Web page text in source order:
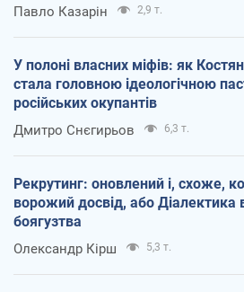
Павло Казарін 2,9 т.
У полоні власних міфів: як
стала головною ідеологічною
російських окупантів
Дмитро Снєгирьов 6,3 т.
Рекрутинг: оновлений і, схоже,
ворожий досвід, або Діалектика
боягузтва
Олександр Кірш 5,3 т.